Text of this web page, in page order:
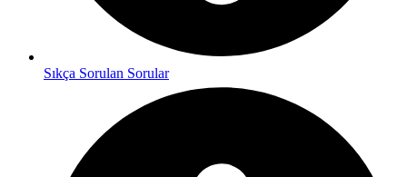
Sıkça Sorulan Sorular